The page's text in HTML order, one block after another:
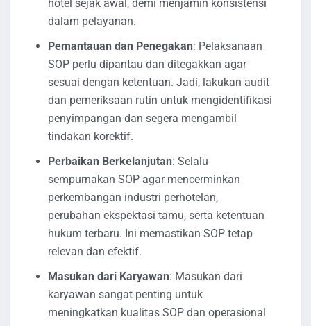
hotel sejak awal, demi menjamin konsistensi
dalam pelayanan.
Pemantauan dan Penegakan: Pelaksanaan
SOP perlu dipantau dan ditegakkan agar
sesuai dengan ketentuan. Jadi, lakukan audit
dan pemeriksaan rutin untuk mengidentifikasi
penyimpangan dan segera mengambil
tindakan korektif.
Perbaikan Berkelanjutan: Selalu
sempurnakan SOP agar mencerminkan
perkembangan industri perhotelan,
perubahan ekspektasi tamu, serta ketentuan
hukum terbaru. Ini memastikan SOP tetap
relevan dan efektif.
Masukan dari Karyawan: Masukan dari
karyawan sangat penting untuk
meningkatkan kualitas SOP dan operasional